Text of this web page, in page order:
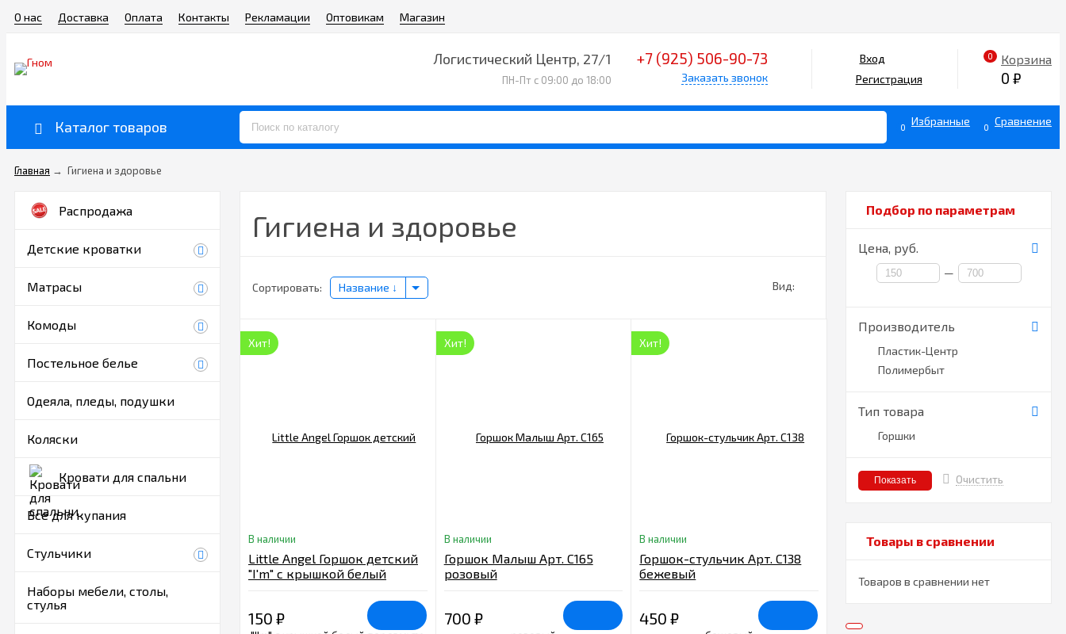
О нас Доставка Оплата Контакты Рекламации Оптовикам Магазин
Логистический Центр, 27/1
ПН-Пт с 09:00 до 18:00
+7 (925) 506-90-73
Заказать звонок
Вход
Регистрация
0 Корзина
0 ₽
Каталог товаров 0 Избранные 0 Сравнение
Главная → Гигиена и здоровье
Подбор по параметрам
Цена, руб.
—
Производитель
Пластик-Центр
Полимербыт
Тип товара
Горшки
Очистить
Товары в сравнении
Товаров в сравнении нет
Распродажа
Детские кроватки
Матрасы
Комоды
Постельное белье
Одеяла, пледы, подушки
Коляски
Кровати для спальни
Все для купания
Стульчики
Наборы мебели, столы,
стулья
Гигиена и здоровье
Сортировать: Название Вид:
Хит!
В наличии
Little Angel Горшок детский
"I'm" с крышкой белый
150 ₽
Хит!
В наличии
Горшок Малыш Арт. С165
розовый
700 ₽
Хит!
В наличии
Горшок-стульчик Арт. C138
бежевый
450₽